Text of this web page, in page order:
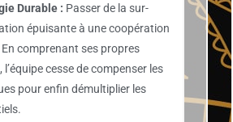
Durable : Passer de la sur-
épuisante à une coopération
comprenant ses propres
l’équipe cesse de compenser les
pour enfin démultiplier les